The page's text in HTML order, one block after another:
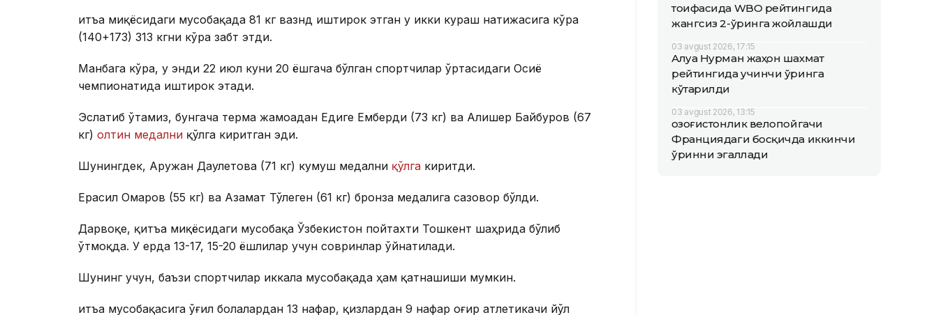
Қитъа миқёсидаги мусобақада 81 кг вазнд иштирок этган у икки кураш натижасига кўра
(140+173) 313 кгни кўра забт этди.
Манбага кўра, у энди 22 июл куни 20 ёшгача бўлган спортчилар ўртасидаги Осиё
чемпионатида иштирок этади.
Эслатиб ўтамиз, бунгача терма жамоадан Едиге Емберди (73 кг) ва Алишер Байбуров (67
кг) олтин медални қўлга киритган эди.
Шунингдек, Аружан Даулетова (71 кг) кумуш медални қўлга киритди.
Ерасил Омаров (55 кг) ва Азамат Тўлеген (61 кг) бронза медалига сазовор бўлди.
Дарвоқе, қитъа миқёсидаги мусобақа Ўзбекистон пойтахти Тошкент шаҳрида бўлиб
ўтмоқда. У ерда 13-17, 15-20 ёшлилар учун совринлар ўйнатилади.
Шунинг учун, баъзи спортчилар иккала мусобақада ҳам қатнашиши мумкин.
Қитъа мусобақасига ўғил болалардан 13 нафар, қизлардан 9 нафар оғир атлетикачи йўл
тоифасида WBO рейтингида
жангсиз 2-ўринга жойлашди
03 avgust 2026, 17:15
Алуа Нурман жаҳон шахмат
рейтингида учинчи ўринга
кўтарилди
03 avgust 2026, 13:15
Қозоғистонлик велопойгачи
Франциядаги босқичда иккинчи
ўринни эгаллади